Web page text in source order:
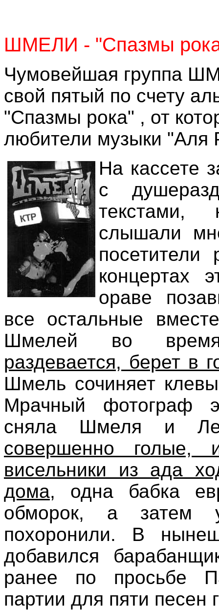
ШМЕЛИ - "Спазмы
Чумовейшая группа
свой пятый по счету
"Спазмы рока" , от
любители музыки "Аля
На кассете
с
текстами,
слышали
посетители
концертах
ораве
все остальные
Шмелей во
раздевается, берет в
Шмель сочиняет
Мрачный фотограф
сняла Шмеля и
совершенно голые,
висельники из ада
дома, одна бабка
обморок, а затем
похоронили. В
добавился
ранее по просьбе
партии для пяти песен